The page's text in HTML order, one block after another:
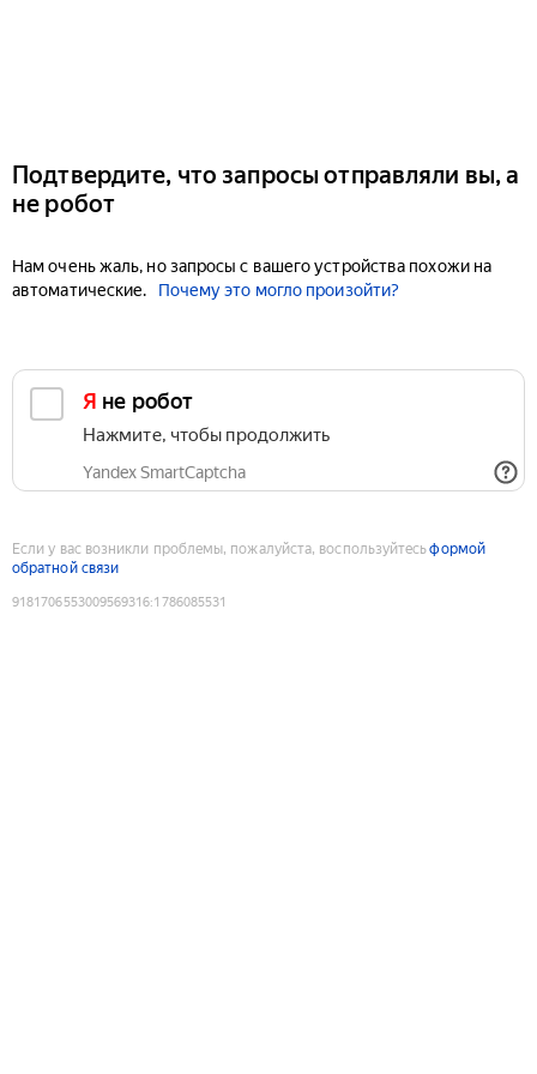
Подтвердите, что запросы отправляли вы, а
не робот
Нам очень жаль, но запросы с вашего устройства похожи на
автоматические.
Почему это могло произойти?
Я не робот
Нажмите, чтобы продолжить
Yandex SmartCaptcha
Если у вас возникли проблемы, пожалуйста, воспользуйтесьформой
обратной связи
9181706553009569316:1786085531